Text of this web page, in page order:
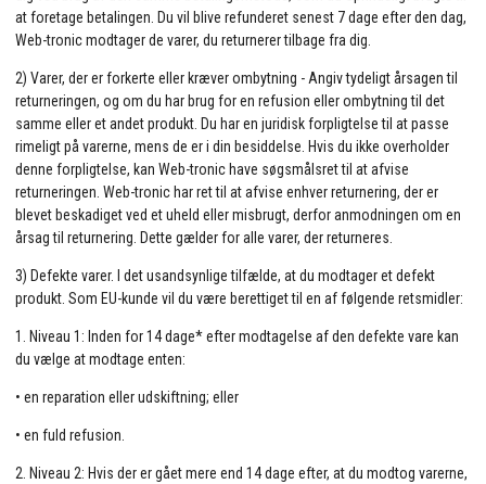
at foretage betalingen. Du vil blive refunderet senest 7 dage efter den dag,
Web-tronic modtager de varer, du returnerer tilbage fra dig.
2) Varer, der er forkerte eller kræver ombytning - Angiv tydeligt årsagen til
returneringen, og om du har brug for en refusion eller ombytning til det
samme eller et andet produkt. Du har en juridisk forpligtelse til at passe
rimeligt på varerne, mens de er i din besiddelse. Hvis du ikke overholder
denne forpligtelse, kan Web-tronic have søgsmålsret til at afvise
returneringen. Web-tronic har ret til at afvise enhver returnering, der er
blevet beskadiget ved et uheld eller misbrugt, derfor anmodningen om en
årsag til returnering. Dette gælder for alle varer, der returneres.
3) Defekte varer. I det usandsynlige tilfælde, at du modtager et defekt
produkt. Som EU-kunde vil du være berettiget til en af følgende retsmidler:
1. Niveau 1: Inden for 14 dage* efter modtagelse af den defekte vare kan
du vælge at modtage enten:
• en reparation eller udskiftning; eller
• en fuld refusion.
2. Niveau 2: Hvis der er gået mere end 14 dage efter, at du modtog varerne,